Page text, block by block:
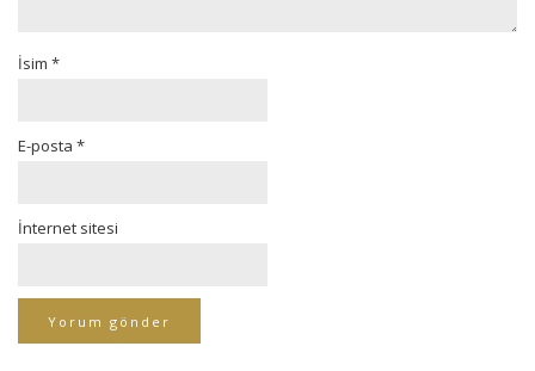
İsim *
E-posta *
İnternet sitesi